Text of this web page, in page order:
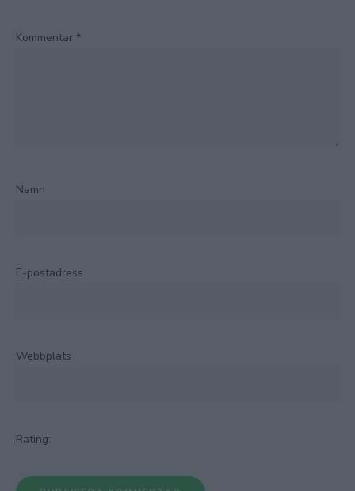
Kommentar *
Namn
E-postadress
Webbplats
Rating: